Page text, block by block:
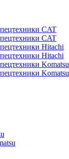
CAT
CAT
Hitachi
Hitachi
Komatsu
Komatsu